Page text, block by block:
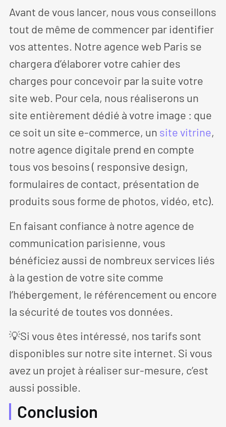
Avant de vous lancer, nous vous conseillons
tout de même de commencer par identifier
vos attentes. Notre agence web Paris se
chargera d’élaborer votre cahier des
charges pour concevoir par la suite votre
site web. Pour cela, nous réaliserons un
site entièrement dédié à votre image : que
ce soit un site e-commerce, un site vitrine,
notre agence digitale prend en compte
tous vos besoins ( responsive design,
formulaires de contact, présentation de
produits sous forme de photos, vidéo, etc).
En faisant confiance à notre agence de
communication parisienne, vous
bénéficiez aussi de nombreux services liés
à la gestion de votre site comme
l’hébergement, le référencement ou encore
la sécurité de toutes vos données.
💡Si vous êtes intéressé, nos tarifs sont
disponibles sur notre site internet. Si vous
avez un projet à réaliser sur-mesure, c’est
aussi possible.
Conclusion